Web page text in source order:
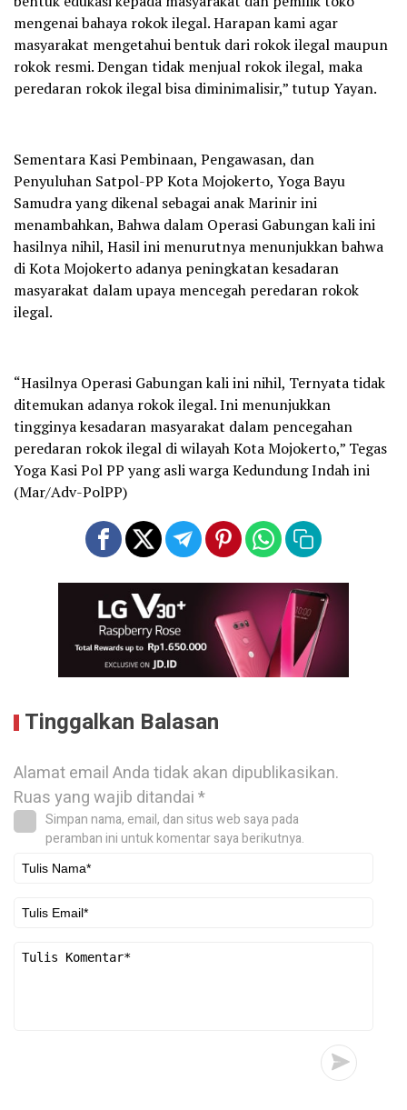
mengenai bahaya rokok ilegal. Harapan kami agar
masyarakat mengetahui bentuk dari rokok ilegal maupun
rokok resmi. Dengan tidak menjual rokok ilegal, maka
peredaran rokok ilegal bisa diminimalisir,” tutup Yayan.
Sementara Kasi Pembinaan, Pengawasan, dan
Penyuluhan Satpol-PP Kota Mojokerto, Yoga Bayu
Samudra yang dikenal sebagai anak Marinir ini
menambahkan, Bahwa dalam Operasi Gabungan kali ini
hasilnya nihil, Hasil ini menurutnya menunjukkan bahwa
di Kota Mojokerto adanya peningkatan kesadaran
masyarakat dalam upaya mencegah peredaran rokok
ilegal.
“Hasilnya Operasi Gabungan kali ini nihil, Ternyata tidak
ditemukan adanya rokok ilegal. Ini menunjukkan
tingginya kesadaran masyarakat dalam pencegahan
peredaran rokok ilegal di wilayah Kota Mojokerto,” Tegas
Yoga Kasi Pol PP yang asli warga Kedundung Indah ini
(Mar/Adv-PolPP)
Tinggalkan Balasan
Alamat email Anda tidak akan dipublikasikan.
Ruas yang wajib ditandai*
Simpan nama, email, dan situs web saya pada
peramban ini untuk komentar saya berikutnya.